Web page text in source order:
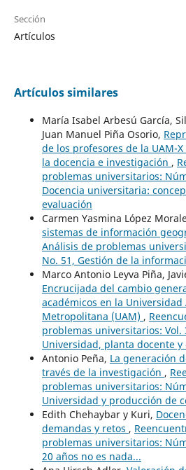
Sección
Artículos
Artículos similares
María Isabel Arbesú García,
Juan Manuel Piña Osorio,
de los profesores de la UAM-
la docencia e investigación ,
problemas universitarios:
Docencia universitaria:
evaluación
Carmen Yasmina López
sistemas de información
Análisis de problemas
No. 51, Gestión de la
Marco Antonio Leyva Piña,
Encrucijada del cambio
académicos en la Universidad
Metropolitana (UAM) ,
problemas universitarios: Vol.
Universidad, planta docente
Antonio Peña, La generación
través de la investigación ,
problemas universitarios:
Universidad y producción de
Edith Chehaybar y Kuri,
demandas y retos ,
problemas universitarios:
20 años no es nada...